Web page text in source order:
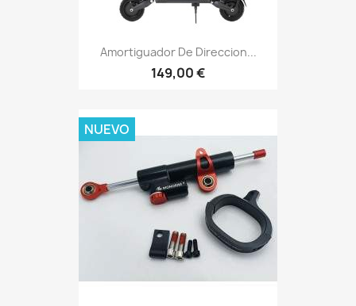
Amortiguador De Direccion...
149,00 €
NUEVO